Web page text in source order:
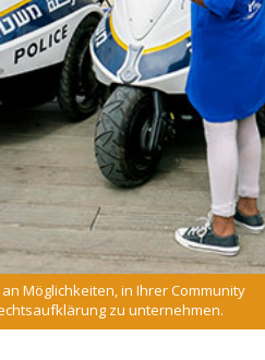
Möglichkeiten, in Ihrer Community
zu unternehmen.